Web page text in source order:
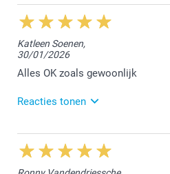
20/03/2026
12:41
Dag Annick,
Bedankt voor jouw mooie
leuke herinneringen het
Nathalie @smartphoto
Katleen Soenen,
30/01/2026
Alles OK zoals gewoonlijk
Reacties tonen
13/03/2026
14:37
Hallo Katleen,